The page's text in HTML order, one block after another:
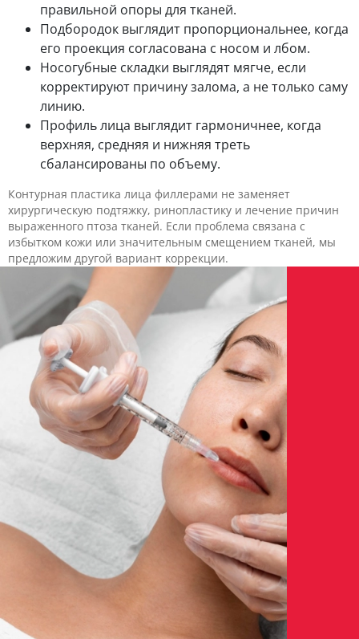
правильной опоры для тканей.
Подбородок выглядит пропорциональнее, когда
его проекция согласована с носом и лбом.
Носогубные складки выглядят мягче, если
корректируют причину залома, а не только саму
линию.
Профиль лица выглядит гармоничнее, когда
верхняя, средняя и нижняя треть
сбалансированы по объему.
Контурная пластика лица филлерами не заменяет
хирургическую подтяжку, ринопластику и лечение причин
выраженного птоза тканей. Если проблема связана с
избытком кожи или значительным смещением тканей, мы
предложим другой вариант коррекции.